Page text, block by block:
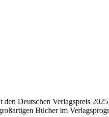
Deutschen Verlagspreis
Bücher im